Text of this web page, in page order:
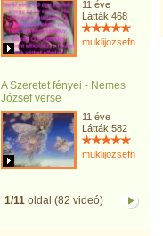
11 éve
Látták:468
muklijozsefnemargit
A Szeretet fényei - Nemes
József verse
11 éve
Látták:582
muklijozsefnemargit
1/11oldal (82 videó)